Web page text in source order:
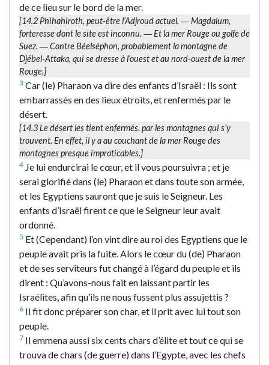
de ce lieu sur le bord de la mer.
[14.2 Phihahiroth, peut-être l’Adjroud actuel. ―Magdalum,
forteresse dont le site est inconnu. ―Et la mer Rouge ou golfe de
Suez. ―Contre Béelséphon, probablement la montagne de
Djébel-Attaka, qui se dresse à l’ouest et au nord-ouest de la mer
Rouge.]
3 Car (le) Pharaon va dire des enfants d’Israël : Ils sont
embarrassés en des lieux étroits, et renfermés par le
désert.
[14.3Le désert les tient enfermés, par les montagnes qui s’y
trouvent. En effet, il y a au couchant de la mer Rouge des
montagnes presque impraticables.]
4 Je lui endurcirai le cœur, et il vous poursuivra ; et je
serai glorifié dans (le) Pharaon et dans toute son armée,
et les Egyptiens sauront que je suis le Seigneur. Les
enfants d’Israël firent ce que le Seigneur leur avait
ordonné.
5 Et (Cependant) l’on vint dire au roi des Egyptiens que le
peuple avait pris la fuite. Alors le cœur du (de) Pharaon
et de ses serviteurs fut changé à l’égard du peuple et ils
dirent : Qu’avons-nous fait en laissant partir les
Israélites, afin qu’ils ne nous fussent plus assujettis ?
6 Il fit donc préparer son char, et il prit avec lui tout son
peuple.
7 Il emmena aussi six cents chars d’élite et tout ce qui se
trouva de chars (de guerre) dans l’Egypte, avec les chefs